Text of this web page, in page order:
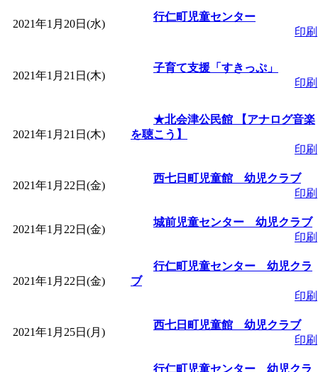
2021年1月20日(水)
行仁町児童センター
印刷
2021年1月21日(木)
子育て支援「すきっぷ」
印刷
2021年1月21日(木)
★北会津公民館 【アナログ音楽
を聴こう】
印刷
2021年1月22日(金)
西七日町児童館 幼児クラブ
印刷
2021年1月22日(金)
城前児童センター 幼児クラブ
印刷
2021年1月22日(金)
行仁町児童センター 幼児クラ
ブ
印刷
2021年1月25日(月)
西七日町児童館 幼児クラブ
印刷
行仁町児童センター 幼児クラ